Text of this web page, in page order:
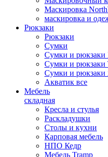
Маскировка
маскировка и
Рюкзаки
Рюкзаки
Сумки
Сумки и рюкзаки
Сумки и
Сумки и рюкзаки
Акватик все
Мебель
складная
Кресла и стулья
Раскладушки
Столы и кухни
Карповая мебель
НПО Кедр
Мебель Tramp